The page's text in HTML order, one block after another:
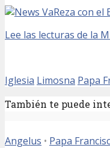
Reza con el
Lee las lecturas de la
Iglesia Limosna Papa
También te puede
Angelus • Papa